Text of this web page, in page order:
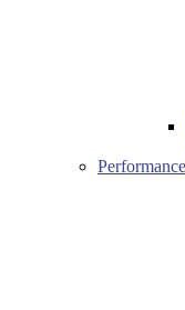
Performance